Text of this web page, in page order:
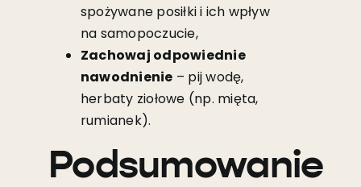
spożywane posiłki i ich wpływ
na samopoczucie,
Zachowaj odpowiednie
nawodnienie – pij wodę,
herbaty ziołowe (np. mięta,
rumianek).
Podsumowanie